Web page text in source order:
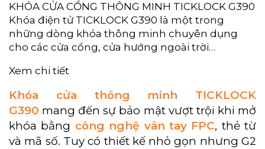
KHÓA CỬA CỔNG THÔNG MINH TICKLOCK G390
Khóa điện tử TICKLOCK G390 là một trong
những dòng khóa thông minh chuyên dụng
cho các cửa cổng, cửa hướng ngoài trời…
Xem chi tiết
Khóa cửa thông minh TICKLOCK
G390 mang đến sự bảo mật vượt trội khi mở
khóa bằng công nghệ vân tay FPC, thẻ từ
và mã số. Tuy có thiết kế nhỏ gọn nhưng G2